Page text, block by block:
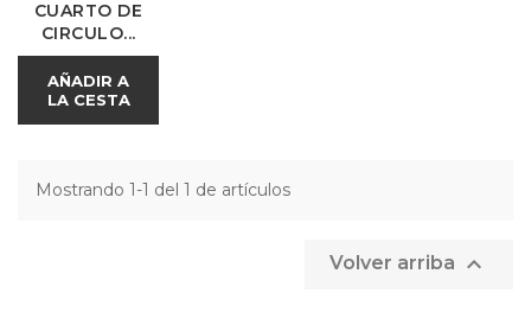
CUARTO DE
CIRCULO...
AÑADIR A
LA CESTA
Mostrando 1-1 del 1 de artículos
Volver arriba 